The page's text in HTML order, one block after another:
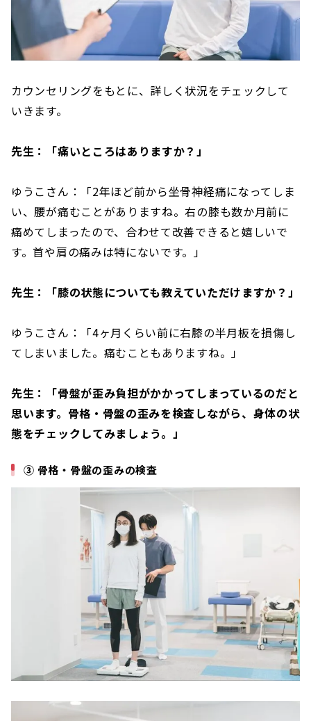
カウンセリングをもとに、詳しく状況をチェックして
いきます。
先生：「痛いところはありますか？」
ゆうこさん：「2年ほど前から坐骨神経痛になってしま
い、腰が痛むことがありますね。右の膝も数か月前に
痛めてしまったので、合わせて改善できると嬉しいで
す。首や肩の痛みは特にないです。」
先生：「膝の状態についても教えていただけますか？」
ゆうこさん：「4ヶ月くらい前に右膝の半月板を損傷し
てしまいました。痛むこともありますね。」
先生：「骨盤が歪み負担がかかってしまっているのだと
思います。骨格・骨盤の歪みを検査しながら、身体の状
態をチェックしてみましょう。」
③ 骨格・骨盤の歪みの検査